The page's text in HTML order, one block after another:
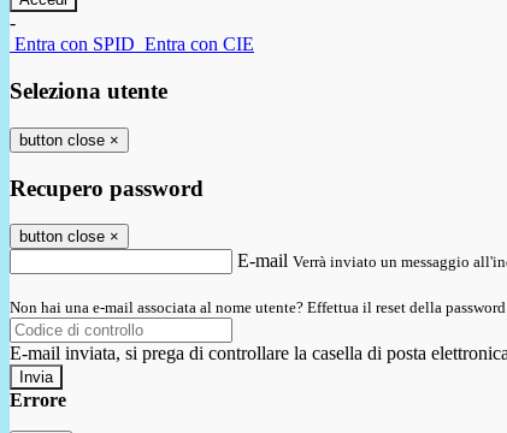
-
Entra con SPID Entra con CIE
Seleziona utente
button close ×
Recupero password
button close ×
E-mail Verrà inviato un messaggio
Non hai una e-mail associata al nome utente? Effettua il reset della
E-mail inviata, si prega di controllare la casella di posta
Errore